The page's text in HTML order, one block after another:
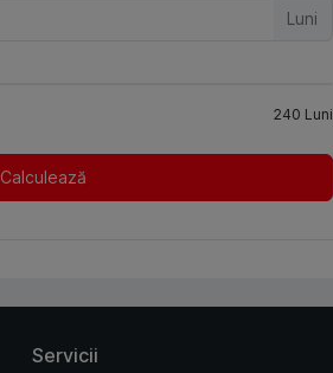
Luni
240 Luni
Calculează
Servicii